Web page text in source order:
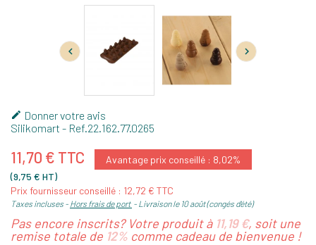
 
 Donner votre avis
Silikomart - Ref.22.162.77.0265
11,70 € TTC
Avantage prix conseillé : 8,02%
(9,75 € HT)
Prix fournisseur conseillé : 12,72 € TTC
Taxes incluses Hors frais de port Livraison le 10 août (congés d'été)
Pas encore inscrits? Votre produit à 11,19 €, soit une
remise totale de 12% comme cadeau de bienvenue !